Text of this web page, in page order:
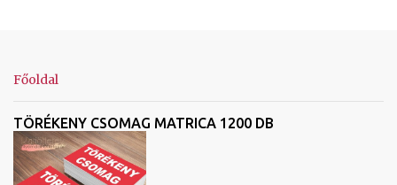
Főoldal
TÖRÉKENY CSOMAG MATRICA 1200 DB